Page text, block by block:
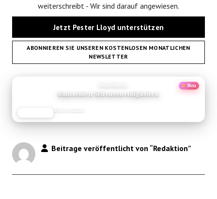
weiterschreibt - Wir sind darauf angewiesen.
Jetzt Pester Lloyd unterstützen
ABONNIEREN SIE UNSEREN KOSTENLOSEN MONATLICHEN
NEWSLETTER
Neu
Chiang Mai Sehenswuerdigkeiten Thailand
Beitrage veröffentlicht von “Redaktion”